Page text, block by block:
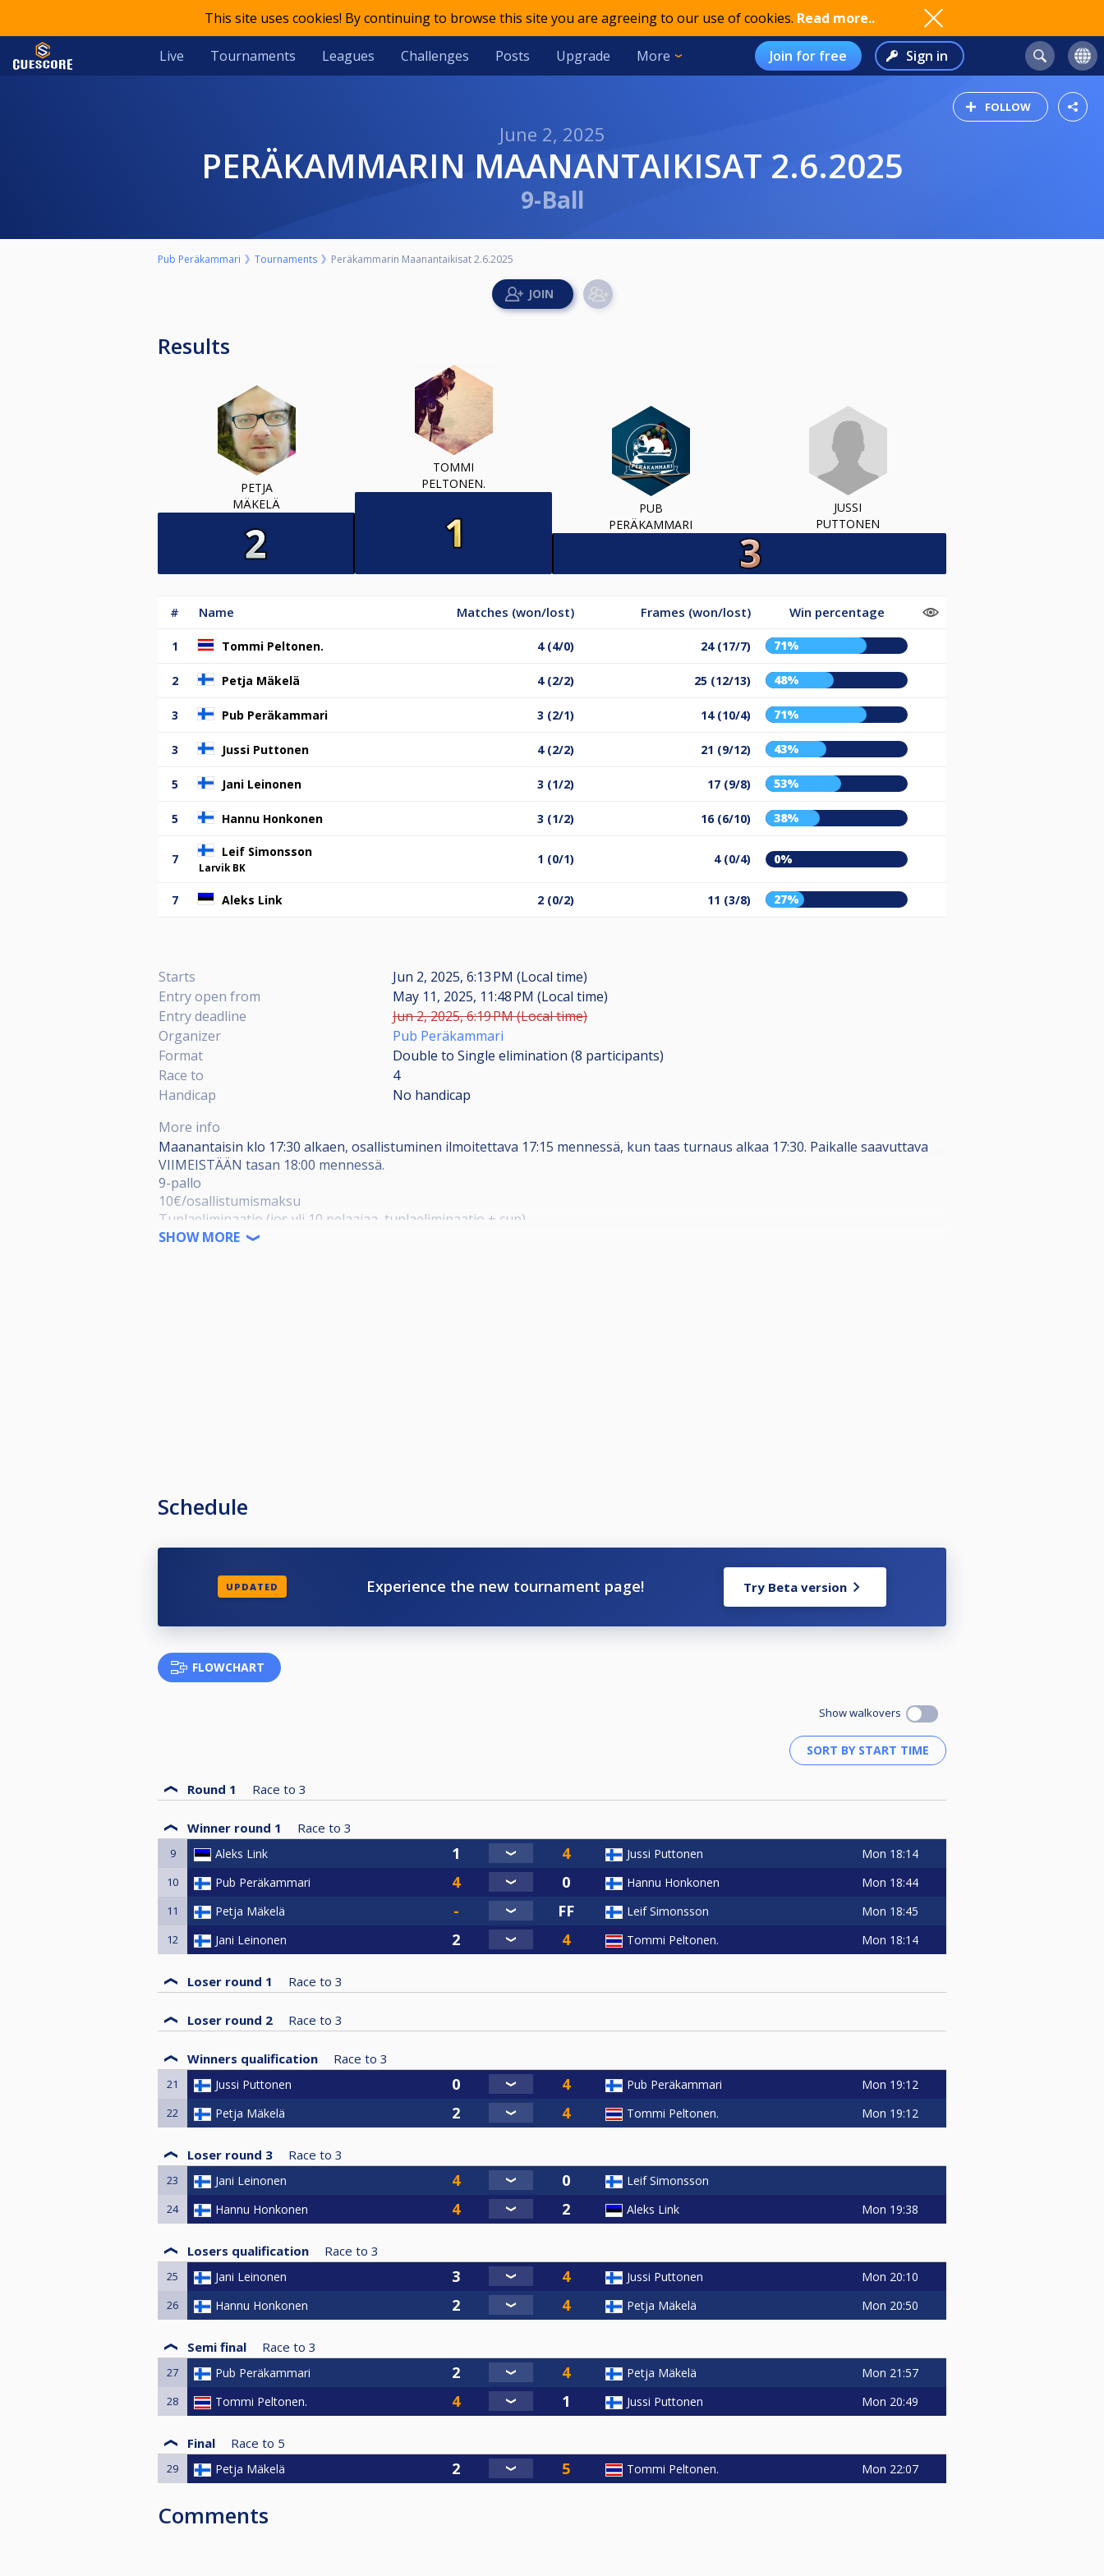
This site uses cookies! By continuing to browse this site you are agreeing to our use of cookies. Read more..
Live Tournaments Leagues Challenges Posts Upgrade More Join for free Sign in
FOLLOW
June 2, 2025
PERÄKAMMARIN MAANANTAIKISAT 2.6.2025
9-Ball
Pub Peräkammari Tournaments Peräkammarin Maanantaikisat 2.6.2025
Results
PETJA
MÄKELÄ
TOMMI
PELTONEN.
PUB
PERÄKAMMARI
JUSSI
PUTTONEN
# Name Matches (won/lost) Frames (won/lost) Win percentage
1 Tommi Peltonen. 4 (4/0) 24 (17/7) 71%
2 Petja Mäkelä 4 (2/2) 25 (12/13) 48%
3 Pub Peräkammari 3 (2/1) 14 (10/4) 71%
3 Jussi Puttonen 4 (2/2) 21 (9/12) 43%
5 Jani Leinonen 3 (1/2) 17 (9/8) 53%
5 Hannu Honkonen 3 (1/2) 16 (6/10) 38%
7 Leif Simonsson
Larvik BK
1 (0/1) 4 (0/4) 0%
7 Aleks Link 2 (0/2) 11 (3/8) 27%
Starts
Jun 2, 2025, 6:13 PM (Local time)
Entry open from
May 11, 2025, 11:48 PM (Local time)
Entry deadline
Jun 2, 2025, 6:19 PM (Local time)
Organizer
Pub Peräkammari
Format
Double to Single elimination (8 participants)
Race to
4
Handicap
No handicap
More info
Maanantaisin klo 17:30 alkaen, osallistuminen ilmoitettava 17:15 mennessä, kun taas turnaus alkaa 17:30. Paikalle saavuttava
VIIMEISTÄÄN tasan 18:00 mennessä.
9-pallo
10€/osallistumismaksu
Tuplaeliminaatio (jos yli 10 pelaajaa, tuplaeliminaatio + cup)
Pelataan 3 voittoon, jos yli 14 pelaajaa häviäjät 2 voittoon.
SHOW MORE
Schedule
UPDATED Experience the new tournament page! Try Beta version
FLOWCHART
Show walkovers
Round 1 Race to 3
Winner round 1 Race to 3
9 Aleks Link Jussi Puttonen Mon 18:14
10 Pub Peräkammari Hannu Honkonen Mon 18:44
11 Petja Mäkelä Leif Simonsson Mon 18:45
12 Jani Leinonen Tommi Peltonen. Mon 18:14
Loser round 1 Race to 3
Loser round 2 Race to 3
Winners qualification Race to 3
21 Jussi Puttonen Pub Peräkammari Mon 19:12
22 Petja Mäkelä Tommi Peltonen. Mon 19:12
Loser round 3 Race to 3
23 Jani Leinonen Leif Simonsson
24 Hannu Honkonen Aleks Link Mon 19:38
Losers qualification Race to 3
25 Jani Leinonen Jussi Puttonen Mon 20:10
26 Hannu Honkonen Petja Mäkelä Mon 20:50
Semi final Race to 3
27 Pub Peräkammari Petja Mäkelä Mon 21:57
28 Tommi Peltonen. Jussi Puttonen Mon 20:49
Final Race to 5
29 Petja Mäkelä Tommi Peltonen. Mon 22:07
Comments